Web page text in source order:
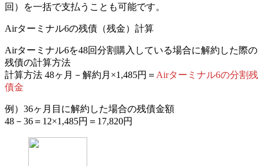
回）を一括で支払うことも可能です。
Airターミナル6の残債（残金）計算
Airターミナル6を48回分割購入している場合に解約した際の
残債の計算方法
計算方法 48ヶ月－解約月×1,485円＝ Airターミナル6の分割残
債金
例）36ヶ月目に解約した場合の残債金額
48－36＝12×1,485円＝17,820円